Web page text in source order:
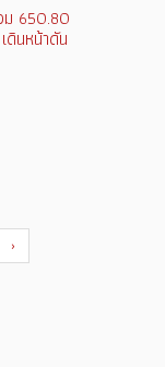
ม 650.80
ดินหน้าดัน
›